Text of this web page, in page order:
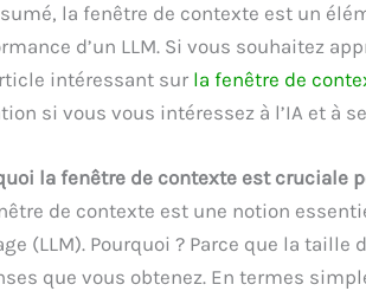
la fenêtre de contexte est un
d’un LLM. Si vous souhaitez
intéressant sur la fenêtre de
si vous vous intéressez à l’IA et à
la fenêtre de contexte est cruciale
de contexte est une notion
(LLM). Pourquoi ? Parce que la
que vous obtenez. En termes